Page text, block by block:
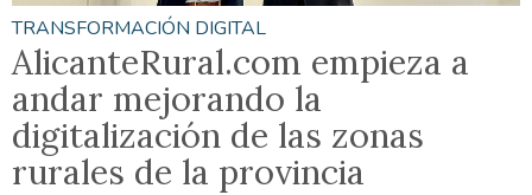
TRANSFORMACIÓN DIGITAL
AlicanteRural.com empieza a
andar mejorando la
digitalización de las zonas
rurales de la provincia